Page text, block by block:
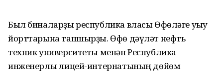
Был биналарҙы республика власы Өфөләге уҡыу
йорттарына тапшырҙы. Өфө дәүләт нефть
техник университеты менән Республика
инженерлыҡ лицей-интернатының дөйөм